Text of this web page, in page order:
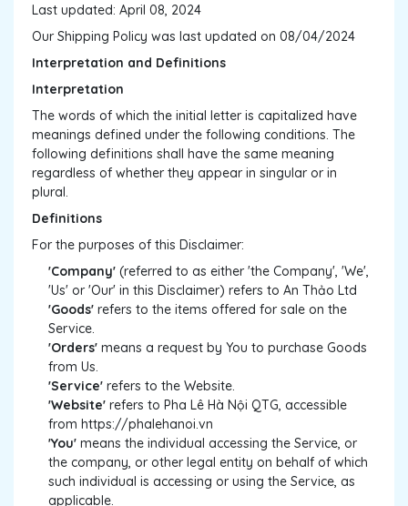
Last updated: April 08, 2024
Our Shipping Policy was last updated on 08/04/2024
Interpretation and Definitions
Interpretation
The words of which the initial letter is capitalized have
meanings defined under the following conditions. The
following definitions shall have the same meaning
regardless of whether they appear in singular or in
plural.
Definitions
For the purposes of this Disclaimer:
'Company' (referred to as either 'the Company', 'We',
'Us' or 'Our' in this Disclaimer) refers to An Thảo Ltd
'Goods' refers to the items offered for sale on the
Service.
'Orders' means a request by You to purchase Goods
from Us.
'Service' refers to the Website.
'Website' refers to Pha Lê Hà Nội QTG, accessible
from https://phalehanoi.vn
'You' means the individual accessing the Service, or
the company, or other legal entity on behalf of which
such individual is accessing or using the Service, as
applicable.